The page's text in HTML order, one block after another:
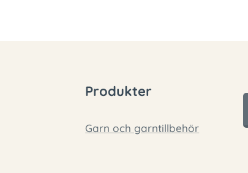
Produkter
Garn och garntillbehör